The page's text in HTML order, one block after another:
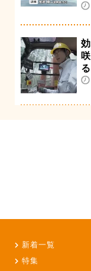
新着一覧
特集